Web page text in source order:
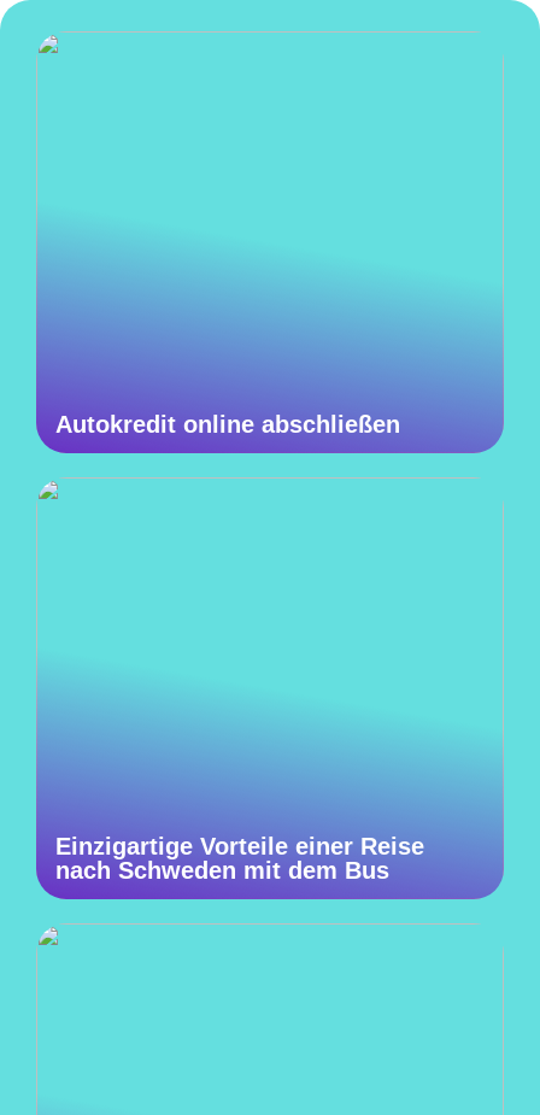
Autokredit online abschließen
Einzigartige Vorteile einer Reise
nach Schweden mit dem Bus